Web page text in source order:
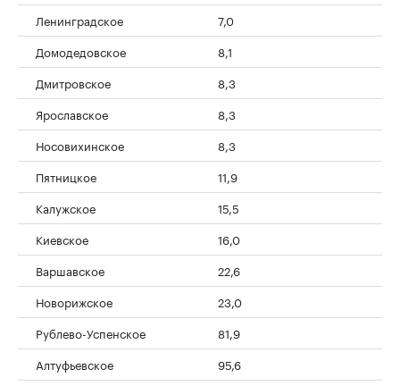
Ленинградское
7,0
Домодедовское
8,1
Дмитровское
8,3
Ярославское
8,3
Носовихинское
8,3
Пятницкое
11,9
Калужское
15,5
Киевское
16,0
Варшавское
22,6
Новорижское
23,0
Рублево-Успенское
81,9
Алтуфьевское
95,6